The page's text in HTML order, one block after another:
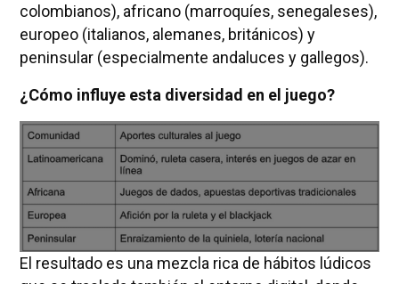
colombianos), africano (marroquíes, senegaleses),
europeo (italianos, alemanes, británicos) y
peninsular (especialmente andaluces y gallegos).
¿Cómo influye esta diversidad en el juego?
El resultado es una mezcla rica de hábitos lúdicos